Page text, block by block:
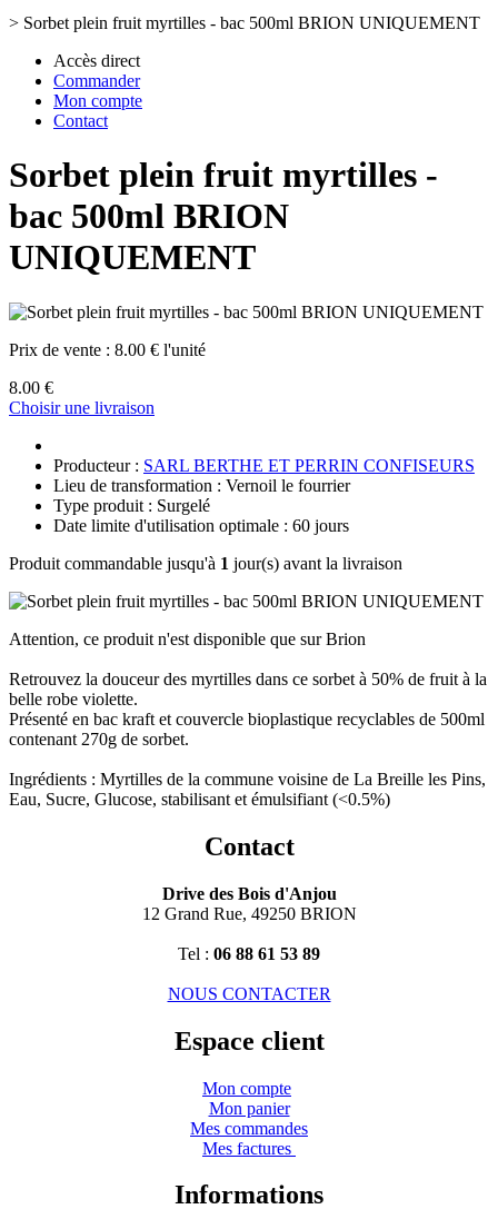
> Sorbet plein fruit myrtilles - bac 500ml BRION UNIQUEMENT
Accès direct
Commander
Mon compte
Contact
Sorbet plein fruit myrtilles -
bac 500ml BRION
UNIQUEMENT
Prix de vente : 8.00 € l'unité
8.00 €
Choisir une livraison
Producteur : SARL BERTHE ET PERRIN CONFISEURS
Lieu de transformation : Vernoil le fourrier
Type produit : Surgelé
Date limite d'utilisation optimale : 60 jours
Produit commandable jusqu'à 1 jour(s) avant la livraison
Attention, ce produit n'est disponible que sur Brion
Retrouvez la douceur des myrtilles dans ce sorbet à 50% de fruit à la
belle robe violette.
Présenté en bac kraft et couvercle bioplastique recyclables de 500ml
contenant 270g de sorbet.
Ingrédients : Myrtilles de la commune voisine de La Breille les Pins,
Eau, Sucre, Glucose, stabilisant et émulsifiant (<0.5%)
Contact
Drive des Bois d'Anjou
12 Grand Rue, 49250 BRION
Tel : 06 88 61 53 89
NOUS CONTACTER
Espace client
Mon compte
Mon panier
Mes commandes
Mes factures
Informations